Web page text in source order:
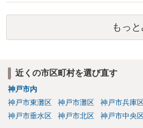
者宛に養育費を支払っており、当該
一部含まれています。また、私立大
けではないという事情も存在します
だとしても学費の請求が裁判所によ
に伝えるのが良い対処法と思います。
もっ
近くの市区町村を選び直す
神戸市内
神戸市東灘区
神戸市灘区 神戸市兵庫
神戸市垂水区
神戸市北区 神戸市中央